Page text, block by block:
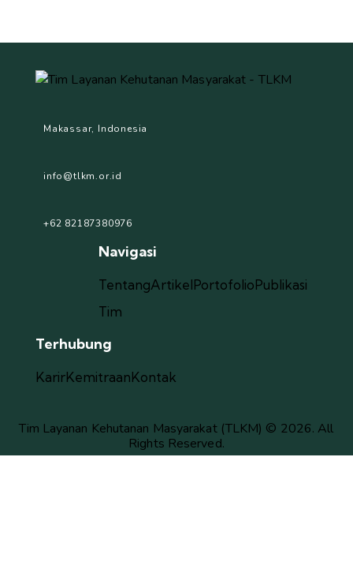
Makassar, Indonesia
info@tlkm.or.id
+62 82187380976
Navigasi
TentangArtikelPortofolioPublikasi
Tim
Terhubung
KarirKemitraanKontak
Tim Layanan Kehutanan Masyarakat (TLKM) © 2026. All
Rights Reserved.